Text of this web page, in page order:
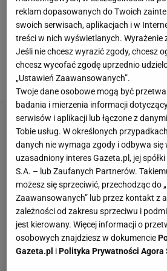
Nagelsmannem. Ponadto
Bośniaka miał być także
Napastnik otrzymał nowy
podwyżką, ale Salihamidzić
rozmów, co nie spodobało się
reklam dopasowanych do Twoich
swoich serwisach, aplikacjach i w
treści w nich wyświetlanych. Wyrażenie
Jeśli nie chcesz wyrazić zgody, chcesz
chcesz wycofać zgodę uprzednio
„Ustawień Zaawansowanych”.
Twoje dane osobowe mogą być
badania i mierzenia informacji
serwisów i aplikacji lub łączone z
Tobie usług. W określonych
danych nie wymaga zgody i odbywa się
uzasadniony interes Gazeta.pl, jej
S.A. – lub Zaufanych Partnerów.
możesz się sprzeciwić, przechodząc do
Zaawansowanych” lub przez kontakt z
zależności od zakresu sprzeciwu i
jest kierowany. Więcej informacji o
osobowych znajdziesz w dokumencie
Gazeta.pl iPolityka Prywatności Agora